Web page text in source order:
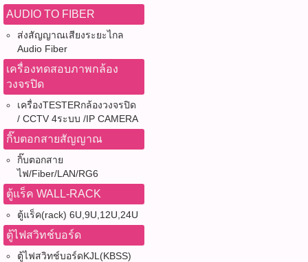
AUDIO TO FIBER
ส่งสัญญาณเสียงระยะไกล
Audio Fiber
เครื่องทดสอบภาพกล้อง
วงจรปิด
เครื่องTESTERกล้องวงจรปิด
/ CCTV 4ระบบ /IP CAMERA
กิ๊บตอกสายสัญญาณ
กิ๊บตอกสาย
ไฟ/Fiber/LAN/RG6
ตู้แร็ค WALL-RACK
ตู้แร็ค(rack) 6U,9U,12U,24U
ตู้ไฟสวิทช์บอร์ด
ตู้ไฟสวิทช์บอร์ดKJL(KBSS)